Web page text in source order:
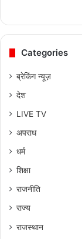
Categories
ब्रेकिंग न्यूज़
देश
LIVE TV
अपराध
धर्म
शिक्षा
राजनीति
राज्य
राजस्थान